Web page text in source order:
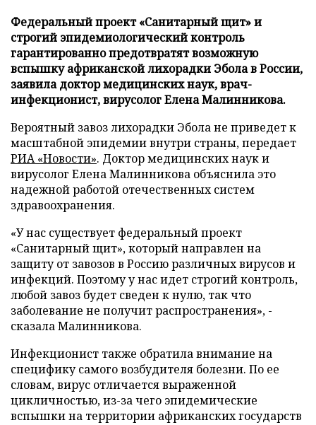
Федеральный проект «Санитарный щит» и
строгий эпидемиологический контроль
гарантированно предотвратят возможную
вспышку африканской лихорадки Эбола в России,
заявила доктор медицинских наук, врач-
инфекционист, вирусолог Елена Малинникова.
Вероятный завоз лихорадки Эбола не приведет к
масштабной эпидемии внутри страны, передает
РИА «Новости». Доктор медицинских наук и
вирусолог Елена Малинникова объяснила это
надежной работой отечественных систем
здравоохранения.
«У нас существует федеральный проект
«Санитарный щит», который направлен на
защиту от завозов в Россию различных вирусов и
инфекций. Поэтому у нас идет строгий контроль,
любой завоз будет сведен к нулю, так что
заболевание не получит распространения», -
сказала Малинникова.
Инфекционист также обратила внимание на
специфику самого возбудителя болезни. По ее
словам, вирус отличается выраженной
цикличностью, из-за чего эпидемические
вспышки на территории африканских государств